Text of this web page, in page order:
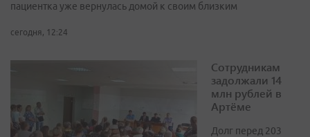
пациентка уже вернулась домой к своим близким
сегодня, 12:24
Сотрудникам
задолжали 14
млн рублей в
Артёме
Долг перед 203